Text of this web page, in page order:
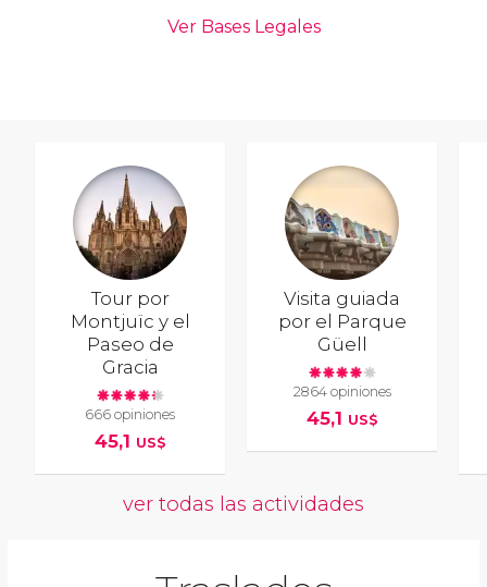
Tour por
Montjuïc y el
Paseo de
Gracia
666 opiniones
45,1 US$
Visita guiada
por el Parque
Güell
2864 opiniones
45,1 US$
ver todas las actividades